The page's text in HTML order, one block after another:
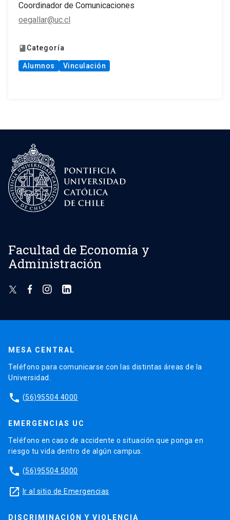
Coordinador de Comunicaciones
oegallar@uc.cl
book Categoría
Alumnos Vinculación
Facultad de Economía y
Administración
MESA CENTRAL
Teléfono para comunicarse con las distintas áreas de la
Universidad.
phone (56)95504 4000
EMERGENCIAS UC
Teléfono en caso de accidente o situación que ponga en
riesgo tu vida dentro de algún campus.
phone (56)95504 5000
launch Ir al sitio de Emergencias
DISCRIMINACIÓN Y VIOLENCIA